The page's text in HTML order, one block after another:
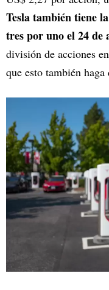
Tesla también tiene
tres por uno el 24 de
división de acciones
que esto también